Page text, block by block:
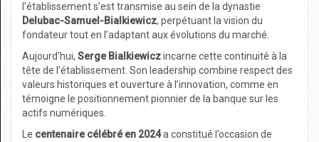
l’établissement s’est transmise au sein de la dynastie
Delubac-Samuel-Bialkiewicz, perpétuant la vision du
fondateur tout en l’adaptant aux évolutions du marché.
Aujourd’hui, Serge Bialkiewiczincarne cette continuité à la
tête de l’établissement. Son leadership combine respect des
valeurs historiques et ouverture à l’innovation, comme en
témoigne le positionnement pionnier de la banque sur les
actifs numériques.
Le centenaire célébré en 2024a constitué l’occasion de